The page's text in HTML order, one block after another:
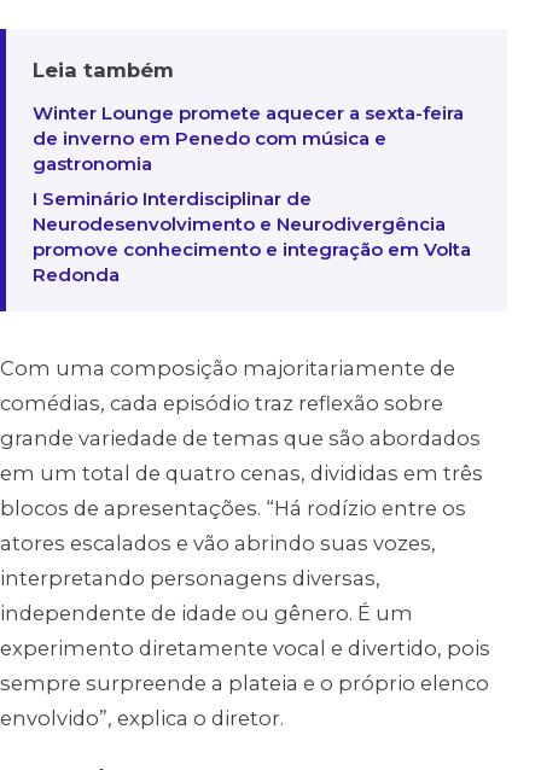
Leia também
Winter Lounge promete aquecer a sexta-feira
de inverno em Penedo com música e
gastronomia
I Seminário Interdisciplinar de
Neurodesenvolvimento e Neurodivergência
promove conhecimento e integração em Volta
Redonda
Com uma composição majoritariamente de
comédias, cada episódio traz reflexão sobre
grande variedade de temas que são abordados
em um total de quatro cenas, divididas em três
blocos de apresentações. “Há rodízio entre os
atores escalados e vão abrindo suas vozes,
interpretando personagens diversas,
independente de idade ou gênero. É um
experimento diretamente vocal e divertido, pois
sempre surpreende a plateia e o próprio elenco
envolvido”, explica o diretor.